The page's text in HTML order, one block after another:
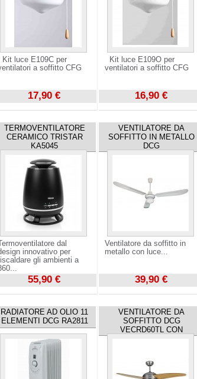
Kit luce E109C per
a soffitto CFG
17,90 €
Kit luce E109O per
ventilatori a soffitto CFG
16,90 €
TERMOVENTILATORE
CERAMICO TRISTAR
KA5045
dal
innovativo per
gli ambienti a
55,90 €
VENTILATORE DA
SOFFITTO IN METALLO
DCG
Ventilatore da soffitto in
metallo con luce...
39,90 €
RADIATORE AD OLIO 11
ELEMENTI DCG RA2811
VENTILATORE DA
SOFFITTO DCG
VECRD60TL CON